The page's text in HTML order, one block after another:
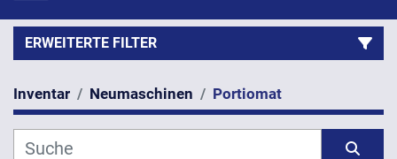
ERWEITERTE FILTER
Kategorie
Inventar Neumaschinen Portiomat